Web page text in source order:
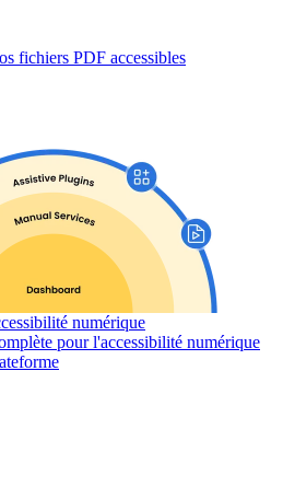
fichiers PDF accessibles
numérique
pour l'accessibilité numérique